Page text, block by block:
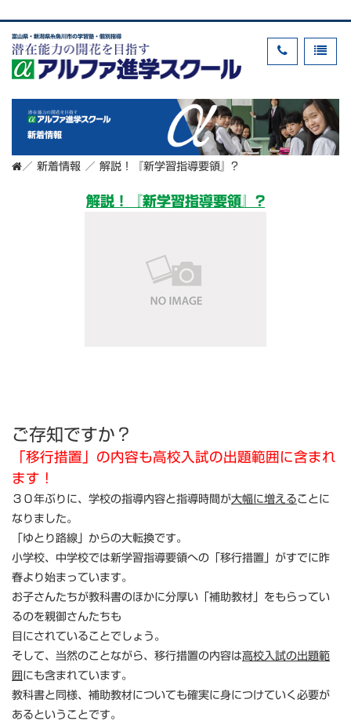
富山県・新潟県糸魚川市の学習塾・個別指導
新着情報
／ 新着情報 ／ 解説！『新学習指導要領』?
解説！『新学習指導要領』?
ご存知ですか？
「移行措置」の内容も高校入試の出題範囲に含まれ
ます！
３０年ぶりに、学校の指導内容と指導時間が大幅に増えることに
なりました。
「ゆとり路線」からの大転換です。
小学校、中学校では新学習指導要領への「移行措置」がすでに昨
春より始まっています。
お子さんたちが教科書のほかに分厚い「補助教材」をもらってい
るのを親御さんたちも
目にされていることでしょう。
そして、当然のことながら、移行措置の内容は高校入試の出題範
囲 にも含まれています。
教科書と同様、補助教材についても確実に身につけていく必要が
あるということです。